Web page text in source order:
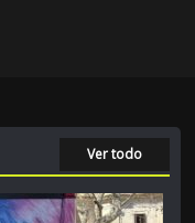
Ver todo